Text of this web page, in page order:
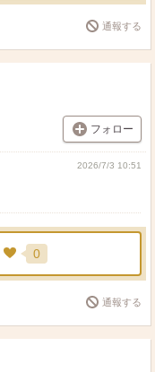
通報する
フォロー
2026/7/3 10:51
0
通報する